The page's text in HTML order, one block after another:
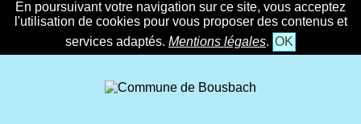
En poursuivant votre navigation sur ce site, vous acceptez
l'utilisation de cookies pour vous proposer des contenus et
services adaptés. Mentions légales. OK